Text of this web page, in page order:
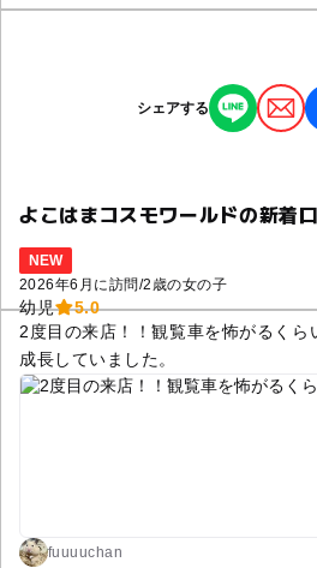
シェアする
よこはまコスモワールドの新着
NEW
2026年6月に訪問/2歳の女の子
幼児
5.0
2度目の来店！！観覧車を怖がるくら
成長していました。
fuuuuchan